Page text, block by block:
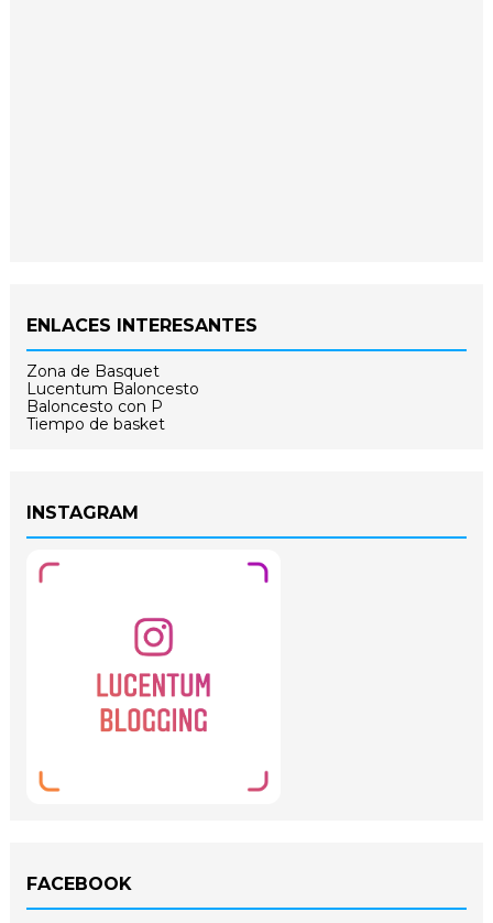
ENLACES INTERESANTES
Zona de Basquet
Lucentum Baloncesto
Baloncesto con P
Tiempo de basket
INSTAGRAM
FACEBOOK